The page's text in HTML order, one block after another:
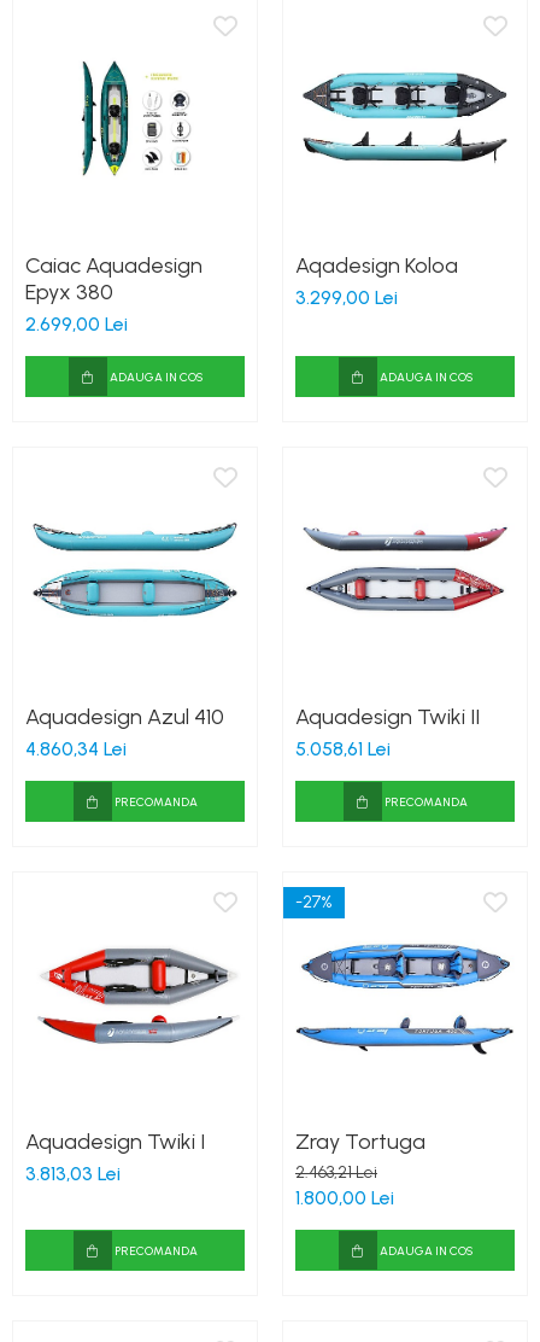
Caiac Aquadesign
Epyx 380
2.699,00 Lei
ADAUGA IN COS
Aqadesign Koloa
3.299,00 Lei
ADAUGA IN COS
Aquadesign Azul 410
4.860,34 Lei
PRECOMANDA
Aquadesign Twiki II
5.058,61 Lei
PRECOMANDA
Aquadesign Twiki I
3.813,03 Lei
PRECOMANDA
-27%
Zray Tortuga
2.463,21 Lei
1.800,00 Lei
ADAUGA IN COS